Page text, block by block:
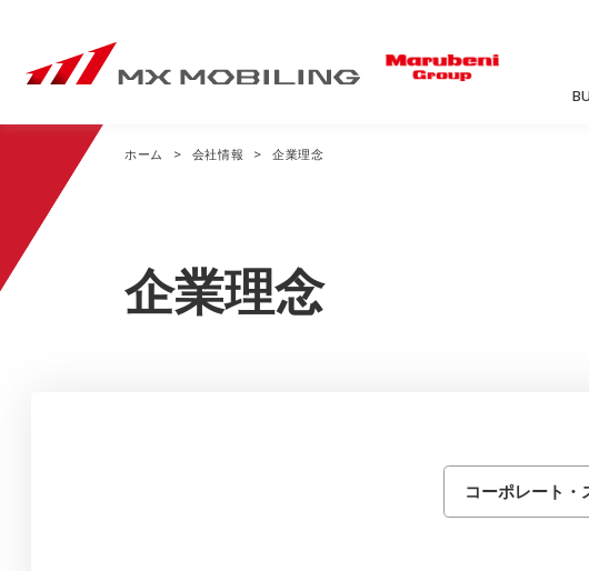
事業内容トップ
Mobile Sales
ニュースリリース・
お知らせトップ
会社情報トップ
経営方針
ホーム 会社情報 企業理念
企業理念
コーポレート・